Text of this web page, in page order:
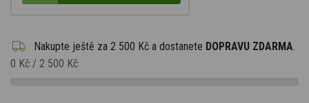
Nakupte ještě za 2 500 Kč a dostanete DOPRAVU ZDARMA
0 Kč / 2 500 Kč